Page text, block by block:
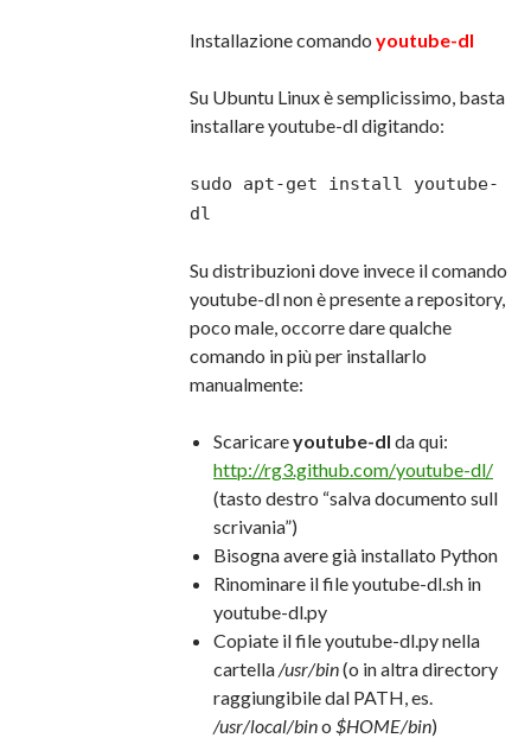
Installazione comando youtube-dl
Su Ubuntu Linux è semplicissimo, basta
installare youtube-dl digitando:
sudo apt-get install youtube-
dl
Su distribuzioni dove invece il comando
youtube-dl non è presente a repository,
poco male, occorre dare qualche
comando in più per installarlo
manualmente:
Scaricareyoutube-dl da qui:
http://rg3.github.com/youtube-dl/
(tasto destro “salva documento sull
scrivania”)
Bisogna avere già installato Python
Rinominare il file youtube-dl.sh in
youtube-dl.py
Copiate il file youtube-dl.py nella
cartella /usr/bin(o in altra directory
raggiungibile dal PATH, es.
/usr/local/bino $HOME/bin)